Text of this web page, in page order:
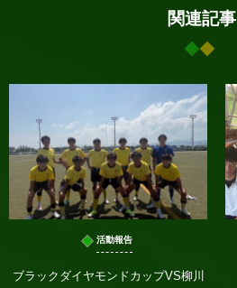
関連記事
活動報告
ブラックダイヤモンドカップVS柳川